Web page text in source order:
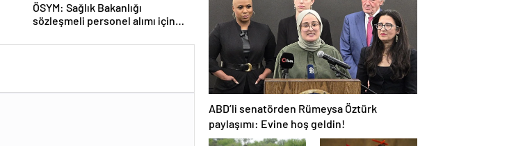
ÖSYM: Sağlık Bakanlığı
sözleşmeli personel alımı için
ABD’li senatörden Rümeysa Öztürk
paylaşımı: Evine hoş geldin!